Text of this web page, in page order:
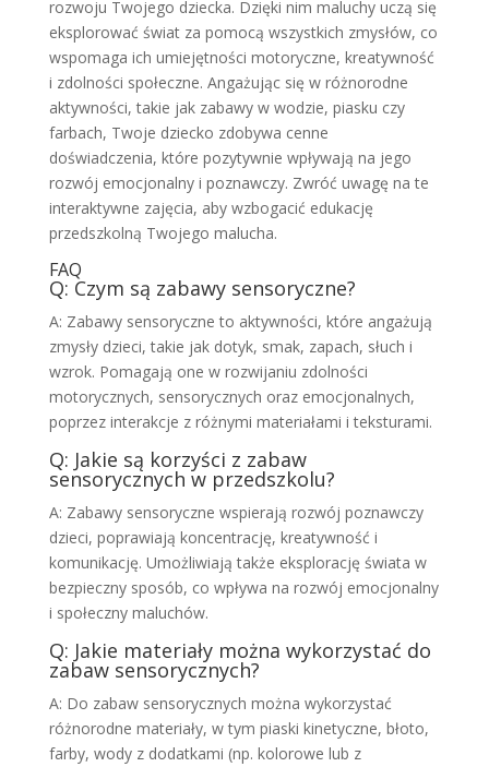
rozwoju Twojego dziecka. Dzięki nim maluchy uczą się
eksplorować świat za pomocą wszystkich zmysłów, co
wspomaga ich umiejętności motoryczne, kreatywność
i zdolności społeczne. Angażując się w różnorodne
aktywności, takie jak zabawy w wodzie, piasku czy
farbach, Twoje dziecko zdobywa cenne
doświadczenia, które pozytywnie wpływają na jego
rozwój emocjonalny i poznawczy. Zwróć uwagę na te
interaktywne zajęcia, aby wzbogacić edukację
przedszkolną Twojego malucha.
FAQ
Q: Czym są zabawy sensoryczne?
A: Zabawy sensoryczne to aktywności, które angażują
zmysły dzieci, takie jak dotyk, smak, zapach, słuch i
wzrok. Pomagają one w rozwijaniu zdolności
motorycznych, sensorycznych oraz emocjonalnych,
poprzez interakcje z różnymi materiałami i teksturami.
Q: Jakie są korzyści z zabaw
sensorycznych w przedszkolu?
A: Zabawy sensoryczne wspierają rozwój poznawczy
dzieci, poprawiają koncentrację, kreatywność i
komunikację. Umożliwiają także eksplorację świata w
bezpieczny sposób, co wpływa na rozwój emocjonalny
i społeczny maluchów.
Q: Jakie materiały można wykorzystać do
zabaw sensorycznych?
A: Do zabaw sensorycznych można wykorzystać
różnorodne materiały, w tym piaski kinetyczne, błoto,
farby, wody z dodatkami (np. kolorowe lub z